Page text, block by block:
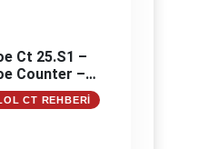
Ct 25.S1 –
Counter –
Counterleri
CT REHBERI